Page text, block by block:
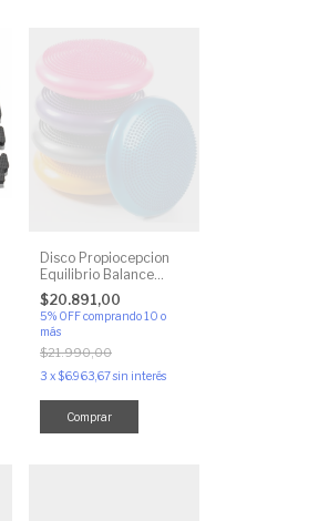
Disco Propiocepcion
Equilibrio Balance
Pinches
$20.891,00
5% OFFcomprando 10 o
más
$21.990,00
3 x$6.963,67sin interés